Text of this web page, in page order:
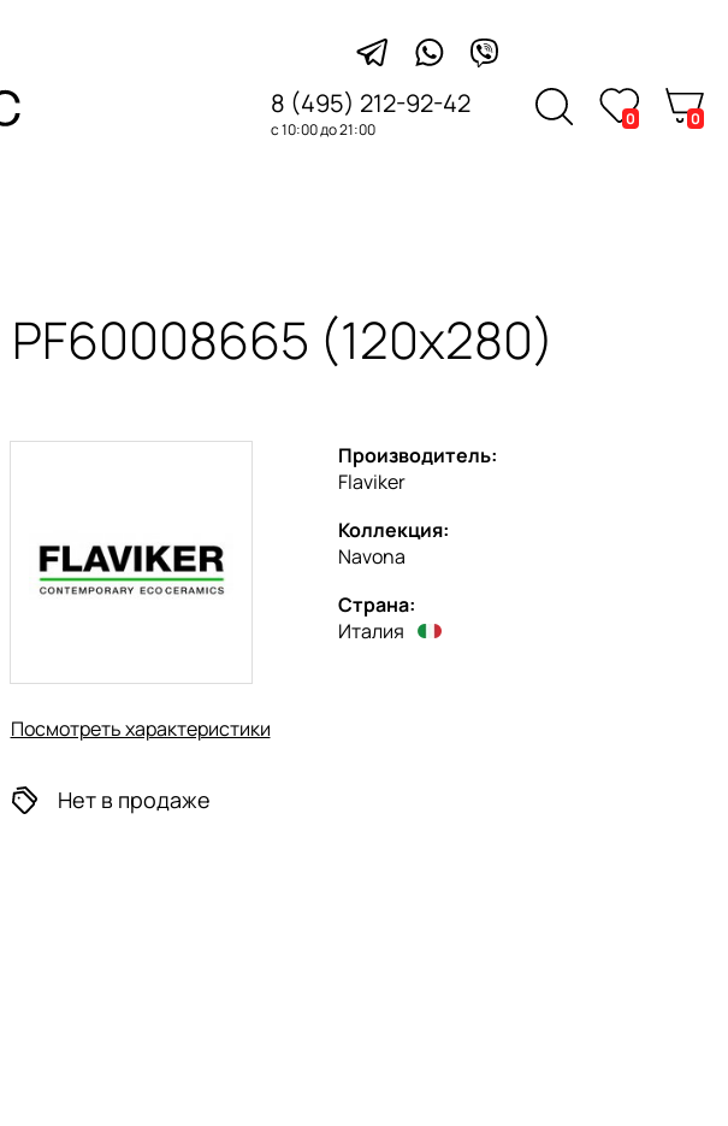
8 (495) 212-92-42
с 10:00 до 21:00
0 0
PF60008665 (120x280)
Производитель:
Flaviker
Коллекция:
Navona
Страна:
Италия
Посмотреть характеристики
Нет в продаже